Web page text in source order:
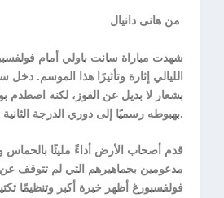
شهدت مباراة سانت باولي أمام
الليالي إثارة وتأثيرًا هذا الموسم. دخل
بشعار لا بديل عن الفوز، لكنه اصطدم
بهبوطه رسميًا إلى دوري الدرجة الثانية.
قدم أصحاب الأرض أداءً مليئًا بالحماس
مدعومين بجماهيرهم التي لم تتوقف
فولفسبورغ أظهر خبرة أكبر وتنظيمًا